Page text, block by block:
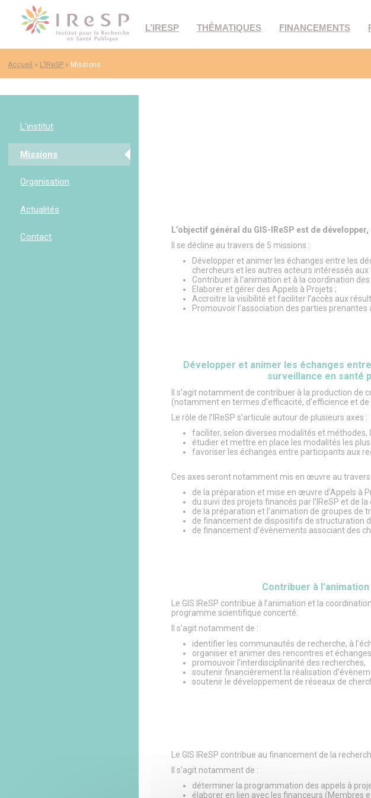
L’IRESP THÉMATIQUES FINANCEMENTS
Accueil » L’IReSP » Missions
L'institut
Missions
Organisation
Les instances de
l'IReSP
Équipe
Actualités
Evenements passés
Contact
L’objectif général du GIS-IReSP est de
Il se décline au travers de 5 missions :
Développer et animer les échanges entre les
chercheurs et les autres acteurs intéressés
Contribuer à l’animation et à la coordination
Elaborer et gérer des Appels à Projets ;
Accroitre la visibilité et faciliter l’accès aux
Promouvoir l’association des parties
Développer et animer les échanges
surveillance en santé
Il s’agit notamment de contribuer à la production de
(notamment en termes d’efficacité, d’efficience et
Le rôle de l’IReSP s’articule autour de plusieurs axes :
faciliter, selon diverses modalités et
étudier et mettre en place les modalités les
favoriser les échanges entre participants aux
Ces axes seront notamment mis en œuvre au travers
de la préparation et mise en œuvre d’Appels à
du suivi des projets financés par l’IReSP et de
de la préparation et l’animation de groupes de
de financement de dispositifs de structuration
de financement d’évènements associant des
Contribuer à
Le GIS IReSP contribue à l’animation et la
programme scientifique concerté.
Il s’agit notamment de :
identifier les communautés de recherche, à
organiser et animer des rencontres et
promouvoir l’interdisciplinarité des recherches,
soutenir financièrement la réalisation
soutenir le développement de réseaux de
Le GIS IReSP contribue au financement de la
Il s’agit notamment de :
déterminer la programmation des appels à
élaborer en lien avec les financeurs (Membres